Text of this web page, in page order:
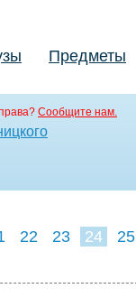
Предметы
Сообщите нам.
22 23 24 25